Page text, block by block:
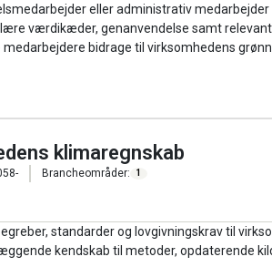
eller administrativ
værdikæder, genanvendelse samt relevant
bidrage til virksomhedens
klimaregnskab
Brancheområder: 1
standarder og lovgivningskrav til
kendskab til metoder, opdaterende